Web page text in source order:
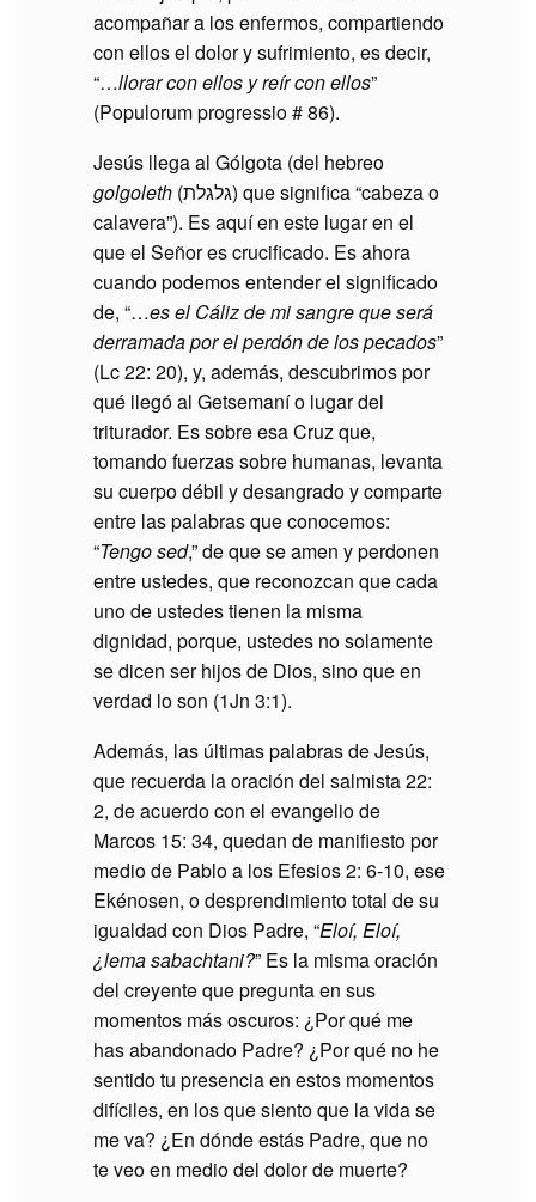
acompañar a los enfermos, compartiendo
con ellos el dolor y sufrimiento, es decir,
“…llorar con ellos y reír con ellos”
(Populorum progressio # 86).
Jesús llega al Gólgota (del hebreo
golgoleth (גלגלת) que significa “cabeza o
calavera”). Es aquí en este lugar en el
que el Señor es crucificado. Es ahora
cuando podemos entender el significado
de, “…es el Cáliz de mi sangre que será
derramada por el perdón de los pecados”
(Lc 22: 20), y, además, descubrimos por
qué llegó al Getsemaní o lugar del
triturador. Es sobre esa Cruz que,
tomando fuerzas sobre humanas, levanta
su cuerpo débil y desangrado y comparte
entre las palabras que conocemos:
“Tengo sed,” de que se amen y perdonen
entre ustedes, que reconozcan que cada
uno de ustedes tienen la misma
dignidad, porque, ustedes no solamente
se dicen ser hijos de Dios, sino que en
verdad lo son (1Jn 3:1).
Además, las últimas palabras de Jesús,
que recuerda la oración del salmista 22:
2, de acuerdo con el evangelio de
Marcos 15: 34, quedan de manifiesto por
medio de Pablo a los Efesios 2: 6-10, ese
Ekénosen, o desprendimiento total de su
igualdad con Dios Padre, “Eloí, Eloí,
¿lema sabachtani?” Es la misma oración
del creyente que pregunta en sus
momentos más oscuros: ¿Por qué me
has abandonado Padre? ¿Por qué no he
sentido tu presencia en estos momentos
difíciles, en los que siento que la vida se
me va? ¿En dónde estás Padre, que no
te veo en medio del dolor de muerte?